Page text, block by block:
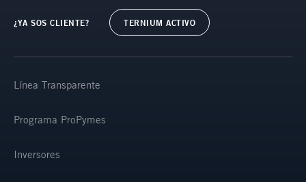
¿YA SOS CLIENTE? TERNIUM ACTIVO
Línea Transparente
Programa ProPymes
Inversores